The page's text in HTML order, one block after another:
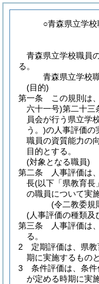
○青森県立学
青森県立学校職員
る。
青森県立学校
(目的)
第一条
この規則は
六十一号)第二十三
員会が行う県立学
う。)の人事評価の
職員の資質能力の
目的とする。
(対象となる職員)
第二条
人事評価は
長(以下「県教育長
の職員について実
(令二教委規
(人事評価の種類及
第三条
人事評価は
る。
2
定期評価は、県
期に実施するもの
3
条件評価は、条
が定める時期に実